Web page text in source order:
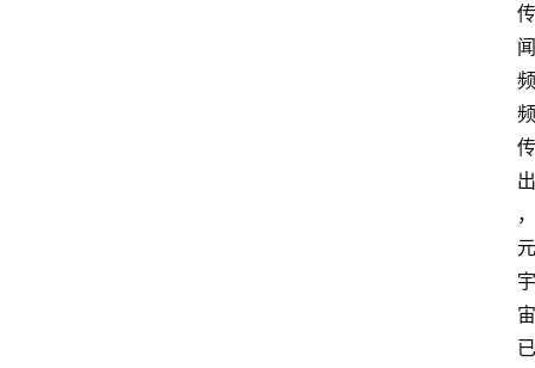
传
闻
频
频
传
出
，
元
宇
宙
已